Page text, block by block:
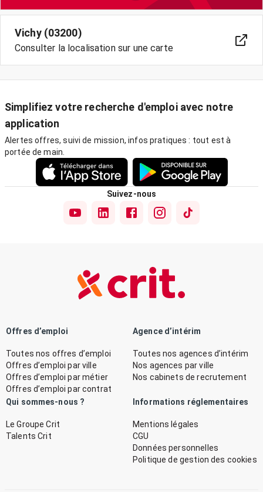
Vichy (03200)
Consulter la localisation sur une carte
Simplifiez votre recherche d'emploi avec notre
application
Alertes offres, suivi de mission, infos pratiques : tout est à
portée de main.
Suivez-nous
Offres d’emploi
Toutes nos offres d’emploi
Offres d’emploi par ville
Offres d’emploi par métier
Offres d’emploi par contrat
Agence d’intérim
Toutes nos agences d’intérim
Nos agences par ville
Nos cabinets de recrutement
Qui sommes-nous ?
Le Groupe Crit
Talents Crit
Informations réglementaires
Mentions légales
CGU
Données personnelles
Politique de gestion des cookies